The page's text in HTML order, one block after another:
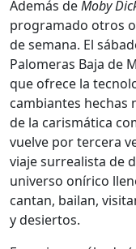
Además deMoby
programado otros
de semana. El
Palomeras Baja de
que ofrece la
cambiantes hechas
de la carismática
vuelve por tercera
viaje surrealista de
universo onírico
cantan, bailan,
y desiertos.